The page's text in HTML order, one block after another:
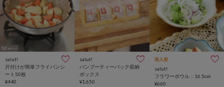
salut!
片付けが簡単フライパンシ
ート50枚
¥440
salut!
バンブーティーパック収納
ボックス
¥1,650
再入荷
salut!
フラワーボウル：16.5cm
¥660